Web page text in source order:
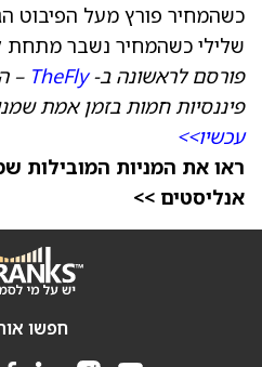
כשהמחיר פורץ מעל הפיבוט
שלילי כשהמחיר נשבר מתחת
פורסם לראשונה ב-TheFly
–
פיננסיות חמות בזמן אמת
עכשיו>>
ראו את המניות המובילות
אנליסטים >>
חפשו